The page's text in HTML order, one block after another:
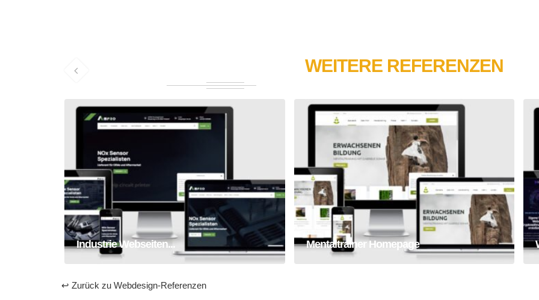
WEITERE REFERENZEN
Industrie Webseiten Erstellung
Homepage Webseite
Industrie Webseiten...
Mentaltrainer Homepage
Homepage Webseite
Mentaltrainer Homepage
↩ Zurück zu Webdesign-Referenzen